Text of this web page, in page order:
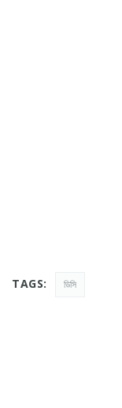
TAGS: ডিসি